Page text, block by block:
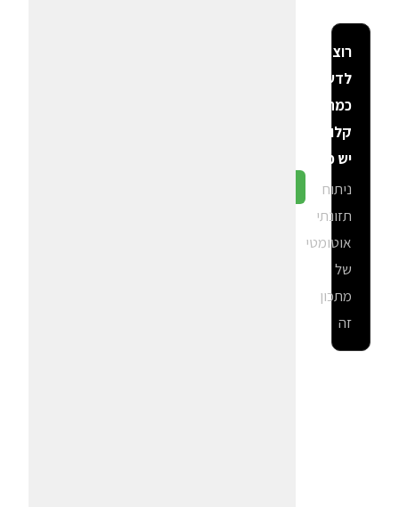
רוצה
לדעת
כמה
קלוריות
יש פה?
ניתוח
תזונתי
אוטומטי
של
מתכון
זה